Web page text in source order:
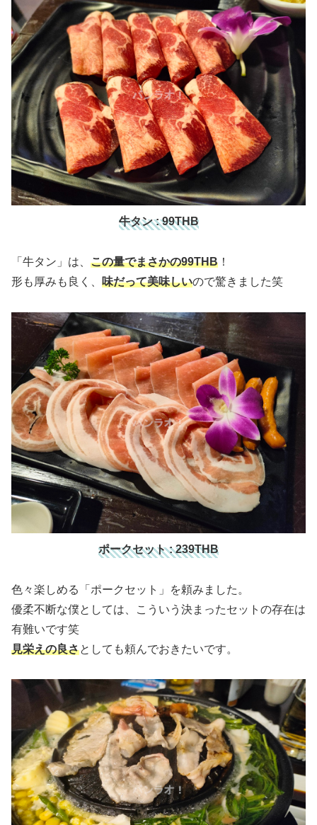
牛タン : 99THB
「牛タン」は、 この量でまさかの99THB ！
形も厚みも良く、 味だって美味しいので驚きました笑
ポークセット : 239THB
色々楽しめる「ポークセット」を頼みました。
優柔不断な僕としては、こういう決まったセットの存在は
有難いです笑
見栄えの良さとしても頼んでおきたいです。